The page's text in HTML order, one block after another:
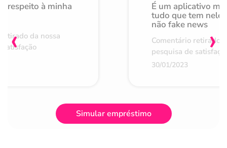
respeito à minha
da nossa
É um aplicativo
tudo que tem nele
não fake news
Comentário retirado
pesquisa de
30/01/2023
‹ ›
Simular empréstimo